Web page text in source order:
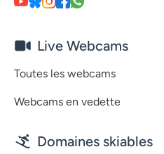
Live Webcams
Toutes les webcams
Webcams en vedette
Domaines skiables